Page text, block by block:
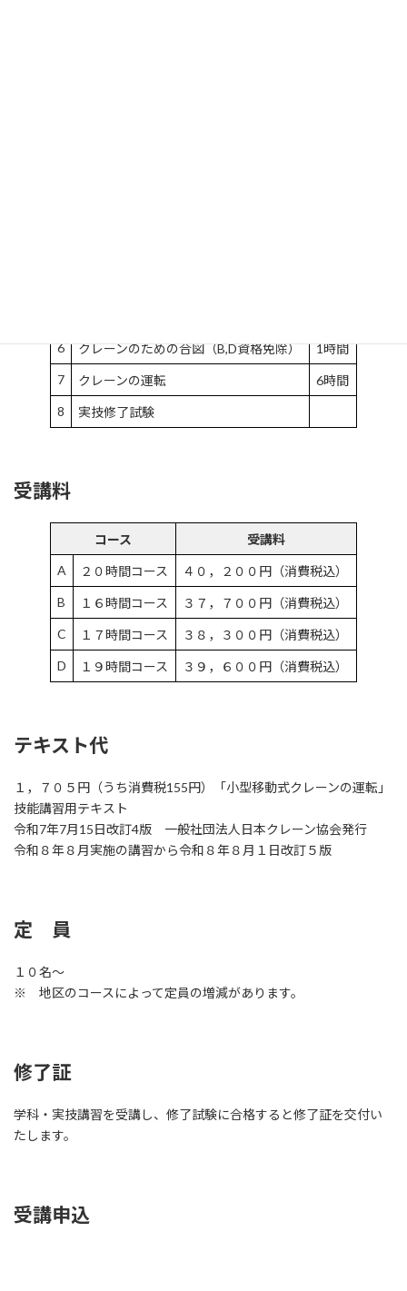
6
クレーンのための合図（B,D資格免除）
1時間
7
クレーンの運転
6時間
8
実技修了試験
受講料
コース
受講料
A
２０時間コース
４０，２００円（消費税込）
B
１６時間コース
３７，７００円（消費税込）
C
１７時間コース
３８，３００円（消費税込）
D
１９時間コース ３９，６００円（消費税込）
テキスト代
１，７０５円（うち消費税155円）「小型移動式クレーンの運転」
技能講習用テキスト
令和7年7月15日改訂4版 一般社団法人日本クレーン協会発行
令和８年８月実施の講習から令和８年８月１日改訂５版
定 員
１０名～
※ 地区のコースによって定員の増減があります。
修了証
学科・実技講習を受講し、修了試験に合格すると修了証を交付い
たします。
受講申込